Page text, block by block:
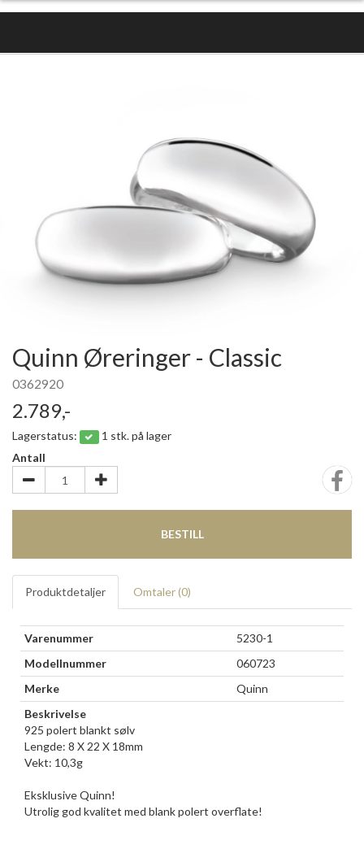
Quinn Øreringer - Classic
0362920
2.789,-
Lagerstatus:
1 stk. på lager
Antall
BESTILL
Produktdetaljer Omtaler (0)
Varenummer
5230-1
Modellnummer
060723
Merke
Quinn
Beskrivelse
925 polert blankt sølv
Lengde: 8 X 22 X 18mm
Vekt: 10,3g
Eksklusive Quinn!
Utrolig god kvalitet med blank polert overflate!